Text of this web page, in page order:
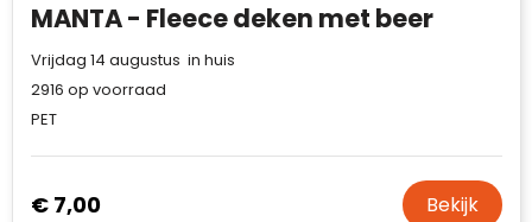
MANTA - Fleece deken met beer
Vrijdag 14 augustus in huis
2916 op voorraad
PET
€ 7,00 Bekijk